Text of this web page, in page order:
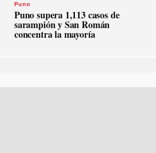
Puno
Puno supera 1,113 casos de
sarampión y San Román
concentra la mayoría